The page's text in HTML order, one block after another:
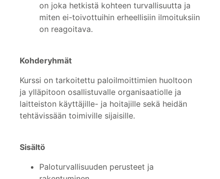
on joka hetkistä kohteen turvallisuutta ja
miten ei-toivottuihin erheellisiin ilmoituksiin
on reagoitava.
Kohderyhmät
Kurssi on tarkoitettu paloilmoittimien huoltoon
ja ylläpitoon osallistuvalle organisaatiolle ja
laitteiston käyttäjille- ja hoitajille sekä heidän
tehtävissään toimiville sijaisille.
Sisältö
Paloturvallisuuden perusteet ja